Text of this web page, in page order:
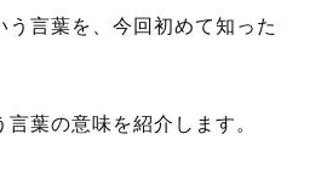
う言葉を、今回初めて知った
言葉の意味を紹介します。